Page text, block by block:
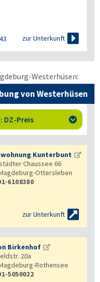
43 zur Unterkunft 
Westerhüsen:
von Westerhüsen
DZ-Preis 
Kunterbunt
Chaussee 66
Ottersleben
6108380
zur Unterkunft 
Birkenhof
20a
Rothensee
5050022